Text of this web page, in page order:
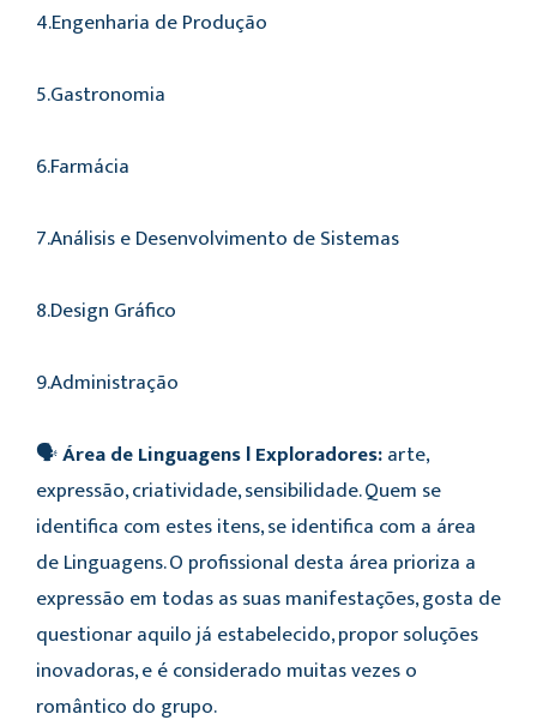
4.Engenharia de Produção
5.Gastronomia
6.Farmácia
7.Análisis e Desenvolvimento de Sistemas
8.Design Gráfico
9.Administração
🗣️Área de Linguagens l Exploradores:arte,
expressão, criatividade, sensibilidade. Quem se
identifica com estes itens, se identifica com a área
de Linguagens. O profissional desta área prioriza a
expressão em todas as suas manifestações, gosta de
questionar aquilo já estabelecido, propor soluções
inovadoras, e é considerado muitas vezes o
romântico do grupo.